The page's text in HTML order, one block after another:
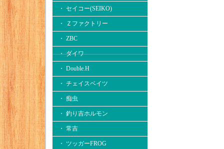
・ セイコー(SEIKO)
・ Ｚファクトリー
・ ZBC
・ ダイワ
・ Double.H
・ チェイスベイツ
・ 痴虫
・ 釣り吉ホルモン
・ 常吉
・ ツッガーFROG